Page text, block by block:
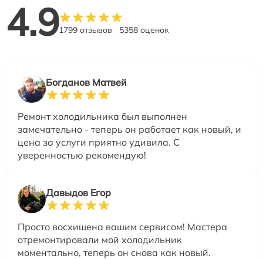
4.91799 отзывов 5358 оценок
Богданов Матвей
Ремонт холодильника был выполнен
замечательно - теперь он работает как новый, и
цена за услуги приятно удивила. С
уверенностью рекомендую!
Давыдов Егор
Просто восхищена вашим сервисом! Мастера
отремонтировали мой холодильник
моментально, теперь он снова как новый.